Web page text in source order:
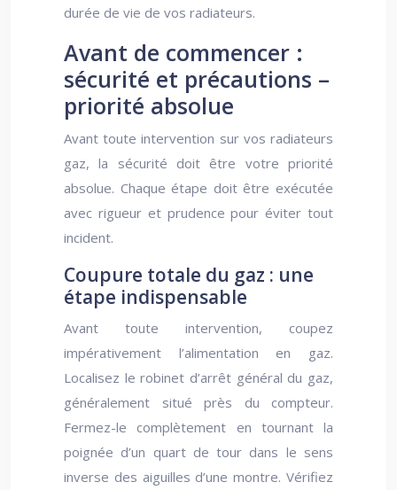
durée de vie de vos radiateurs.
Avant de commencer :
sécurité et précautions –
priorité absolue
Avant toute intervention sur vos radiateurs
gaz, la sécurité doit être votre priorité
absolue. Chaque étape doit être exécutée
avec rigueur et prudence pour éviter tout
incident.
Coupure totale du gaz : une
étape indispensable
Avant toute intervention, coupez
impérativement l’alimentation en gaz.
Localisez le robinet d’arrêt général du gaz,
généralement situé près du compteur.
Fermez-le complètement en tournant la
poignée d’un quart de tour dans le sens
inverse des aiguilles d’une montre. Vérifiez